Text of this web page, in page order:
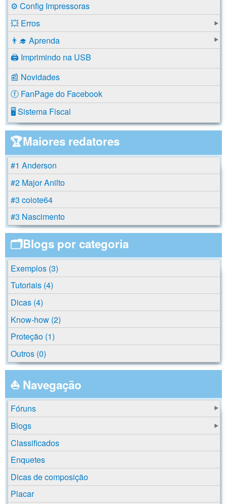
⚙️ Config Impressoras
💥 Erros
👨‍🎓 Aprenda
🖨️ Imprimindo na USB
📰 Novidades
ⓕ FanPage do Facebook
🖥️ Sistema Fiscal
🏆Maiores redatores
#1 Anderson
#2 Major Anilto
#3 coiote64
#3 Nascimento
🗂️Blogs por categoria
Exemplos (3)
Tutoriais (4)
Dicas (4)
Know-how (2)
Proteção (1)
Outros (0)
⛵ Navegação
Fóruns
Blogs
Classificados
Enquetes
Dicas de composição
Placar